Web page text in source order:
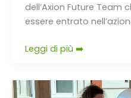
dell’Axion Future Team
essere entrato
Leggi di più ➡️
Laurin